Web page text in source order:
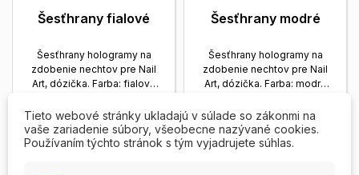
Šesťhrany fialové
Šesťhrany hologramy na
zdobenie nechtov pre Nail
Art, dózička. Farba: fialová
25,00 Kč

OUT OF
STOCK
Šesťhrany modré
Šesťhrany hologramy na
zdobenie nechtov pre Nail
Art, dózička. Farba: modrá
25,00 Kč

PRIDAŤ DO
Tieto webové stránky ukladajú v súlade so zákonmi na
vaše zariadenie súbory, všeobecne nazývané cookies.
Používaním týchto stránok s tým vyjadrujete súhlas.